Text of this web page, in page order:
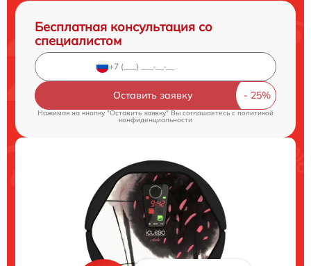
Бесплатная консультация со
специалистом
Оставить заявку
Нажимая на кнопку "Оставить заявку" Вы соглашаетесь cполитикой
конфиденциальности